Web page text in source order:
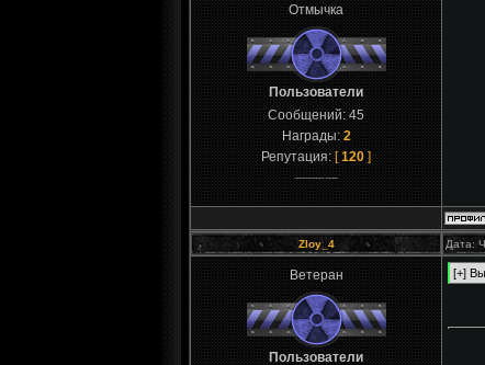
Отмычка
Пользователи
Сообщений: 45
Награды: 2
Репутация: [120 ]
Zloy_4 Дата:
Ветеран
Пользователи